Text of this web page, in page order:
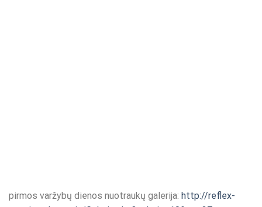
pirmos varžybų dienos nuotraukų galerija: http://reflex-